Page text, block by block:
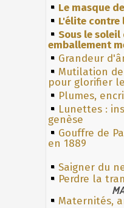
Le masque
L'élite contre
Sous le
emballement
Grandeur
Mutilation
pour glorifier
Plumes,
Lunettes :
genèse
Gouffre de
en 1889
Saigner du
Perdre la
Maternités,